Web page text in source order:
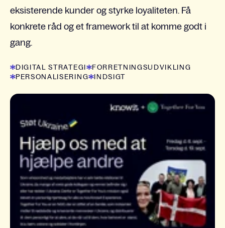
eksisterende kunder og styrke loyaliteten. Få
konkrete råd og et framework til at komme godt i
gang.
DIGITAL STRATEGI
FORRETNINGSUDVIKLING
PERSONALISERING
INDSIGT